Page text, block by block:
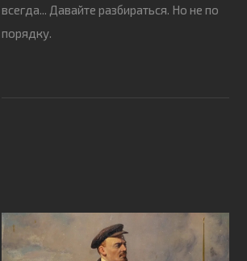
всегда... Давайте разбираться. Но не по
порядку.